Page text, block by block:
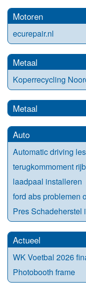
Motoren
ecurepair.nl
Metaal
Koperrecycling
Metaal
Auto
Automatic driving
terugkommoment
laadpaal installeren
ford abs problemen
Pres Schadeherstel
Actueel
WK Voetbal 2026
Photobooth frame